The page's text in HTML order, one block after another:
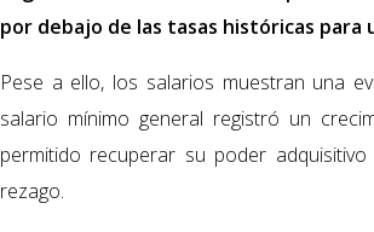
por debajo de las tasas históricas
Pese a ello, los salarios muestran una
salario mínimo general registró un
permitido recuperar su poder
rezago.